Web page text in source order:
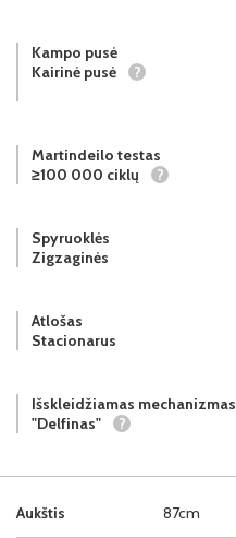
Aukštis 87cm
Kampo pusė
Kairinė pusė
?
Martindeilo testas
≥100 000 ciklų
?
Spyruoklės
Zigzaginės
Atlošas
Stacionarus
Išskleidžiamas mechanizmas
"Delfinas"
?